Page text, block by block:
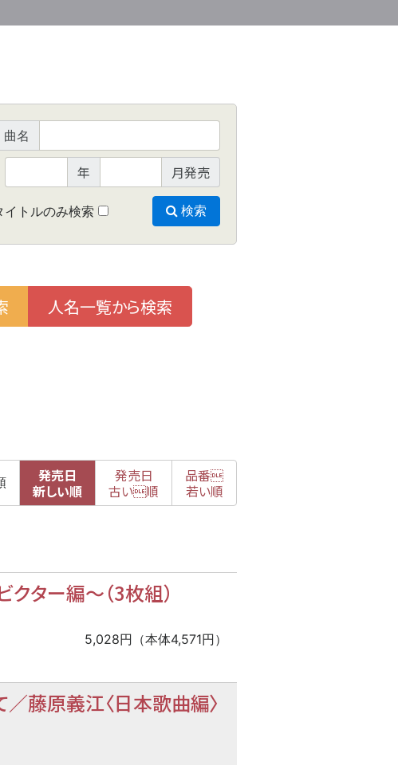
曲名
年 月発売
トルのみ検索 検索
人名一覧から検索
発売日
新しい順
発売日
古い順
品番
若い順
クター編〜（3枚組）
5,028円（本体4,571円）
藤原義江〈日本歌曲編〉